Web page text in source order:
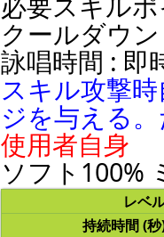
クールダウ
詠唱時間 : 即
スキル攻撃
ジを与える
使用者自身
ソフト100%
レベ
持続時間 (